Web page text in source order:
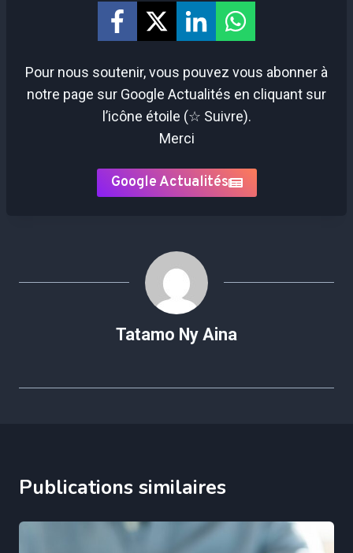
Pour nous soutenir, vous pouvez vous abonner à
notre page sur Google Actualités en cliquant sur
l’icône étoile (☆ Suivre).
Merci
Google Actualités
Tatamo Ny Aina
Publications similaires